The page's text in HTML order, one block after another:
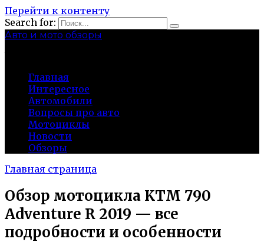
Перейти к контенту
Search for:
Авто и мото обзоры
Главная
Интересное
Автомобили
Вопросы про авто
Мотоциклы
Новости
Обзоры
Главная страница
Обзор мотоцикла KTM 790
Adventure R 2019 — все
подробности и особенности